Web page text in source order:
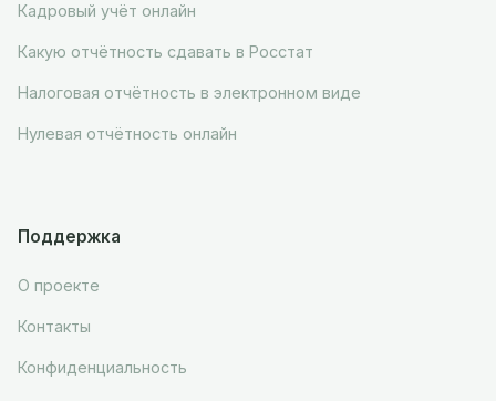
Кадровый учёт онлайн
Какую отчётность сдавать в Росстат
Налоговая отчётность в электронном виде
Нулевая отчётность онлайн
Поддержка
О проекте
Контакты
Конфиденциальность